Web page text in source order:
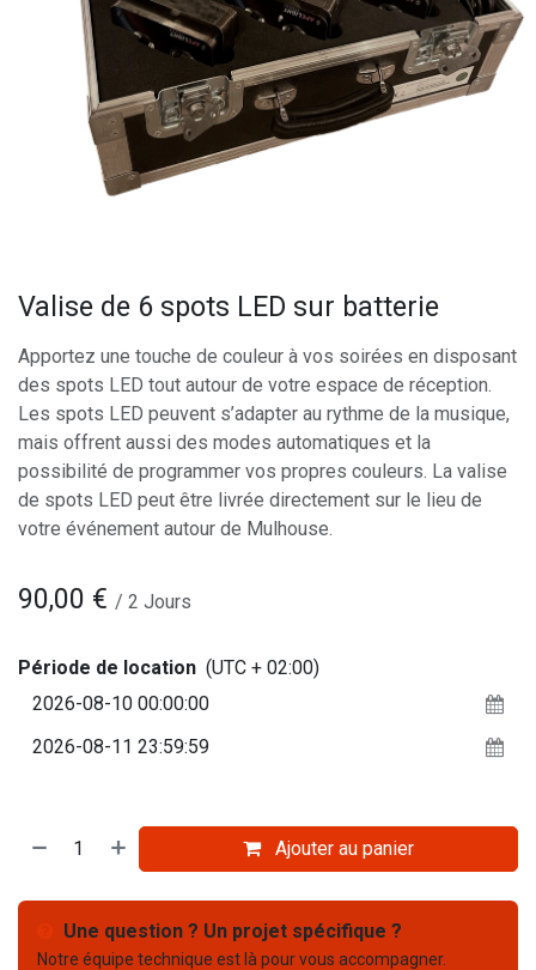
Valise de 6 spots LED sur batterie
Apportez une touche de couleur à vos soirées en disposant
des spots LED tout autour de votre espace de réception.
Les spots LED peuvent s’adapter au rythme de la musique,
mais offrent aussi des modes automatiques et la
possibilité de programmer vos propres couleurs. La valise
de spots LED peut être livrée directement sur le lieu de
votre événement autour de Mulhouse.
90,00 € / 2 Jours
Période de location (UTC + 02:00)
Ajouter au panier
Une question ? Un projet spécifique ?
Notre équipe technique est là pour vous accompagner.